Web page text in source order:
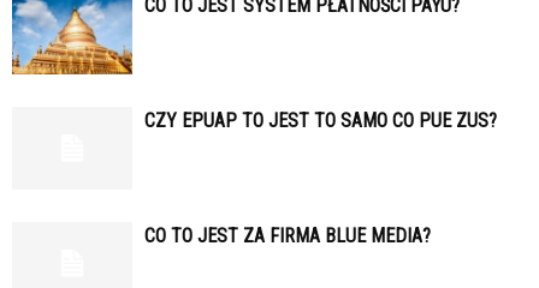
CO TO JEST SYSTEM PŁATNOŚCI PAYU?
CZY EPUAP TO JEST TO SAMO CO PUE ZUS?
CO TO JEST ZA FIRMA BLUE MEDIA?